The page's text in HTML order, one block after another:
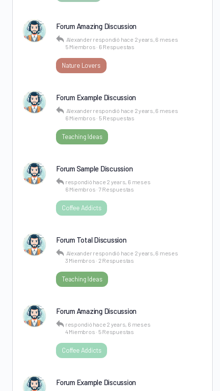
Forum Amazing Discussion
Alexander respondió hace 2 years, 6 meses
5 Miembros · 6 Respuestas
Nature Lovers
Forum Example Discussion
Alexander respondió hace 2 years, 6 meses
6 Miembros · 5 Respuestas
Teaching Ideas
Forum Sample Discussion
respondió hace 2 years, 6 meses
6 Miembros · 7 Respuestas
Coffee Addicts
Forum Total Discussion
Alexander respondió hace 2 years, 6 meses
3 Miembros · 2 Respuestas
Teaching Ideas
Forum Amazing Discussion
respondió hace 2 years, 6 meses
4 Miembros · 5 Respuestas
Coffee Addicts
Forum Example Discussion